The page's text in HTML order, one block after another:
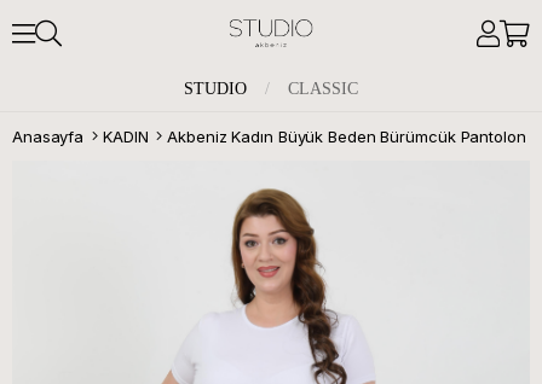
STUDIO / CLASSIC
Anasayfa KADIN